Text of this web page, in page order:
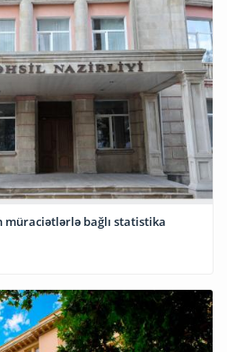
bağlı statistika